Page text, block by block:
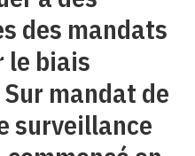
des mandats
le biais
mandat de
surveillance